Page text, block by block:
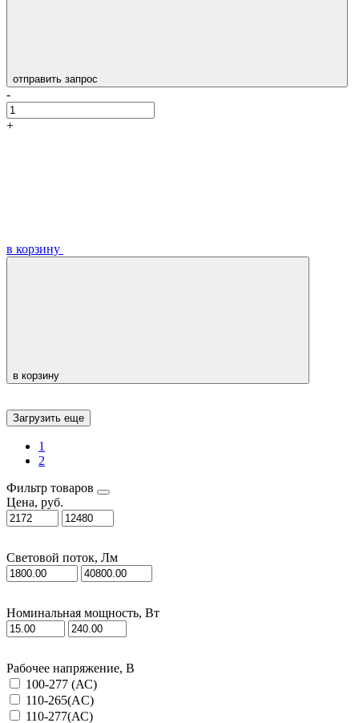
отправить запрос
-
+
в корзину
в корзину
Загрузить еще
1
2
Фильтр товаров
Цена, руб.
Световой поток, Лм
Номинальная мощность, Вт
Рабочее напряжение, В
100-277 (АС)
110-265(AC)
110-277(АС)